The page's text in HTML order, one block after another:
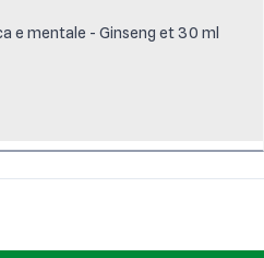
e mentale - Ginseng et 30 ml